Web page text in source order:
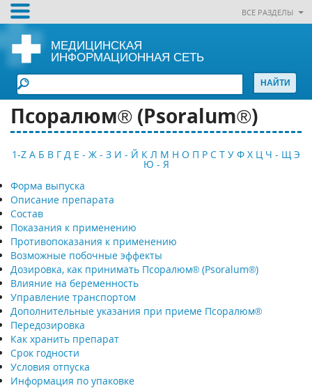
ВСЕ РАЗДЕЛЫ
МЕДИЦИНСКАЯ
ИНФОРМАЦИОННАЯ СЕТЬ
Псоралюм® (Psoralum®)
1-Z А Б В Г Д Е - Ж - З И - Й К Л М Н О П Р С Т У Ф Х Ц Ч - Щ Э
Ю - Я
Форма выпуска
Описание препарата
Состав
Показания к применению
Противопоказания к применению
Возможные побочные эффекты
Дозировка, как принимать Псоралюм® (Psoralum®)
Влияние на беременность
Управление транспортом
Дополнительные указания при приеме Псоралюм®
Передозировка
Как хранить препарат
Срок годности
Условия отпуска
Информация по упаковке